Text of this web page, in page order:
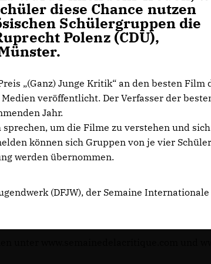
diese Chance nutzen
Schülergruppen die
Polenz (CDU),
„(Ganz) Junge Kritik“ an den besten Film
veröffentlicht. Der Verfasser der
Jahr.
um die Filme zu verstehen und
können sich Gruppen von je vier
werden übernommen.
(DFJW), der Semaine Internationale